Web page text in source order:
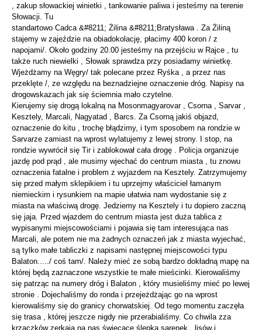
, zakup słowackiej winietki , tankowanie paliwa i jesteśmy na terenie
Słowacji. Tu
standartowo Cadca &#8211; Żilina &#8211;Bratysława . Za Żiliną
stajemy w zajeździe na obiadokolację, płacimy 400 koron / z
napojami/. Około godziny 20.00 jesteśmy na przejściu w Rajce , tu
także ruch niewielki , Słowak sprawdza przy posiadamy winietkę.
Wjeżdżamy na Węgry/ tak polecane przez Ryśka , a przez nas
przeklęte /, ze względu na beznadziejne oznaczenie dróg. Napisy na
drogowskazach jak się ściemnia mało czytelne.
Kierujemy się drogą lokalną na Mosonmagyarovar , Csorna , Sarvar ,
Kesztely, Marcali, Nagyatad , Barcs. Za Csorną jakiś objazd,
oznaczenie do kitu , trochę błądzimy, i tym sposobem na rondzie w
Sarvarze zamiast na wprost wylatujemy z lewej strony. I stop, na
rondzie wywrócił się Tir i zablokował cała drogę . Policja organizuje
jazdę pod prąd , ale musimy wjechać do centrum miasta , tu znowu
oznaczenia fatalne i problem z wyjazdem na Kesztely. Zatrzymujemy
się przed małym sklepikiem i tu uprzejmy właściciel łamanym
niemieckim i rysunkiem na mapie ułatwia nam wydostanie się z
miasta na właściwą drogę. Jedziemy na Kesztely i tu dopiero zaczną
się jaja. Przed wjazdem do centrum miasta jest duża tablica z
wypisanymi miejscowościami i pojawia się tam interesująca nas
Marcali, ale potem nie ma żadnych oznaczeń jak z miasta wyjechać,
są tylko małe tabliczki z napisami następnej miejscowości typu
Balaton...../ coś tam/. Należy mieć ze sobą bardzo dokładną mapę na
której będą zaznaczone wszystkie te małe mieścinki. Kierowaliśmy
się patrząc na numery dróg i Balaton , który musieliśmy mieć po lewej
stronie . Dojechaliśmy do ronda i przejeżdżając go na wprost
kierowaliśmy się do granicy chorwatskiej. Od tego momentu zaczęła
się trasa , której jeszcze nigdy nie przerabialiśmy. Co chwila zza
krzaczków zerkają na nas świecące ślepka sarenek , lisów i